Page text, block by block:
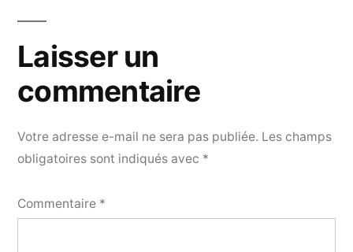
Votre adresse e-mail ne sera pas publiée. Les champs
obligatoires sont indiqués avec *
Commentaire *
Laisser un
commentaire